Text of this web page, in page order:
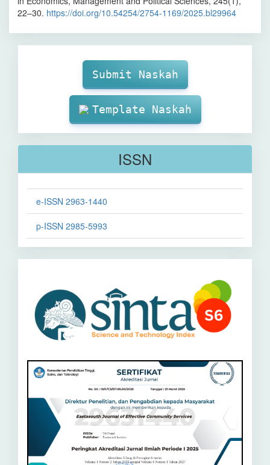
22–30. https://doi.org/10.54254/2754-1169/2025.bl29964
SubmissionSubmit Naskah
Template Naskah
ISSN
e-ISSN 2963-1440
p-ISSN 2985-5993